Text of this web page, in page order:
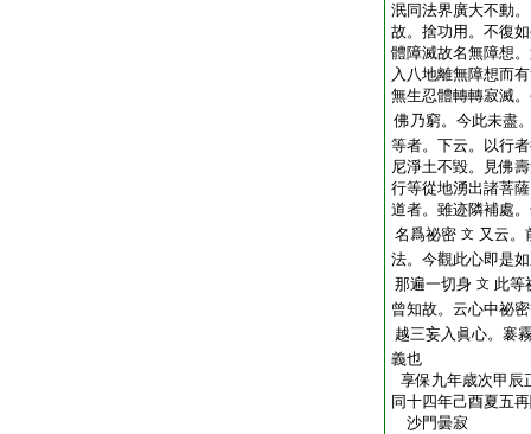
泯同法界廣大不動
故。捨功用。不復
體障滅故名無障想
入八地離無障想而
無生忍體轉轉寂滅
佛乃窮。今此未盡
等者。下云。以行
尼淨土不毀。見佛
行等從地湧出諸菩
道者。雖迹隣補處
名爲祕密 文 又云。
法。今觀此心即是
那遍一切身 文 此等
曾知故。云心中祕
越三妄入眞心。褰
義也
享保九年歳次甲辰
同十四年己酉夏五
沙門曇寂